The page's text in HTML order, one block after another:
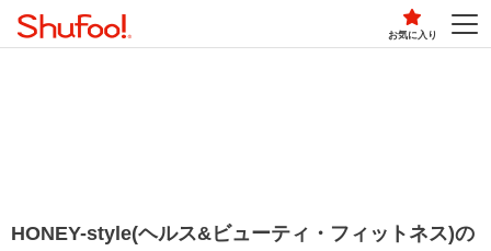
お気に入り
HONEY-style(ヘルス&ビューティ・フィットネス)の